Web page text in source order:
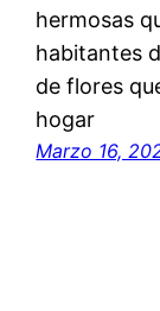
hermosas
habitantes
de flores
hogar
Marzo 16,